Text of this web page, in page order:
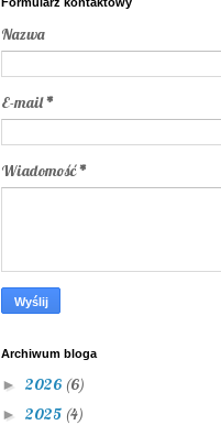
Nazwa
E-mail*
Wiadomość*
Archiwum bloga
► 2026 (6)
► 2025 (4)